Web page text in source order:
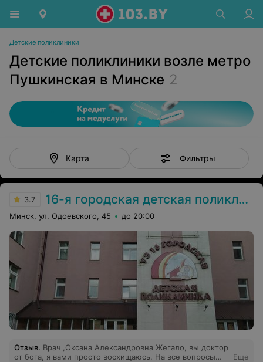
Детские поликлиники
Детские поликлиники возле метро
Пушкинская в Минске 2
Карта Фильтры
3.7 16-я городская детская поликлиника
Минск, ул. Одоевского, 45 до 20:00
Отзыв. Врач ,Оксана Александровна Жегало, вы доктор
от бога, я вами просто восхищаюсь. На все вопросы
Еще